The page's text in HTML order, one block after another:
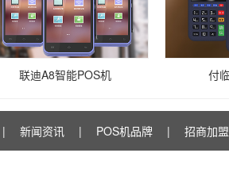
联迪A8智能POS机 付
| 新闻资讯 | POS机品牌 | 招商加盟